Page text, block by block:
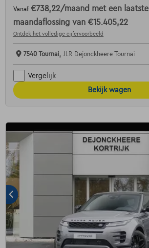
Vanaf €738,22/maand met een laatste
maandaflossing van €15.405,22
Ontdek het volledige cijfervoorbeeld
7540 Tournai, JLR Dejonckheere Tournai
Vergelijk
Bekijk wagen